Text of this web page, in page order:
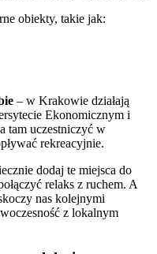
obiekty, takie jak:
– w Krakowie działają
Ekonomicznym i
tam uczestniczyć w
rekreacyjnie.
dodaj te miejsca do
relaks z ruchem. A
nas kolejnymi
z lokalnym